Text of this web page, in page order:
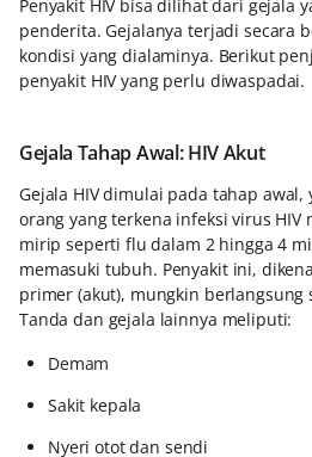
Penyakit HIV bisa dilihat dari gejala
penderita. Gejalanya terjadi secara
kondisi yang dialaminya. Berikut
penyakit HIV yang perlu diwaspadai.
Gejala Tahap Awal: HIV Akut
Gejala HIV dimulai pada tahap awal,
orang yang terkena infeksi virus HIV
mirip seperti flu dalam 2 hingga 4
memasuki tubuh. Penyakit ini,
primer (akut), mungkin berlangsung
Tanda dan gejala lainnya meliputi:
Demam
Sakit kepala
Nyeri otot dan sendi